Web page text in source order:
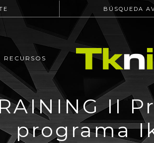
BÚSQUEDA
RECURSOS
II
programa